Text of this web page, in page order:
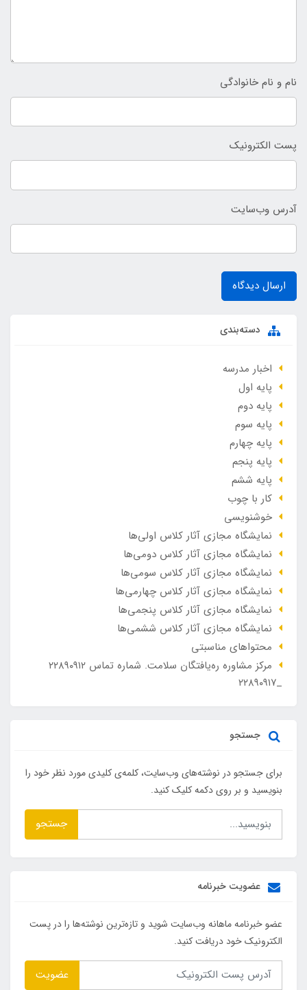
نام و نام خانوادگی
پست الکترونیک
آدرس وب‌سایت
ارسال دیدگاه
دسته‌بندی
اخبار مدرسه
پایه اول
پایه دوم
پایه سوم
پایه چهارم
پایه پنجم
پایه ششم
کار با چوب
خوشنویسی
نمایشگاه مجازی آثار کلاس اولی‌ها
نمایشگاه مجازی آثار کلاس دومی‌ها
نمایشگاه مجازی آثار کلاس سومی‌ها
نمایشگاه مجازی آثار کلاس چهارمی‌ها
نمایشگاه مجازی آثار کلاس پنجمی‌ها
نمایشگاه مجازی آثار کلاس ششمی‌ها
محتواهای مناسبتی
مرکز مشاوره ره‌یافتگان سلامت. شماره تماس ۲۲۸۹۰۹۱۲
_۲۲۸۹۰۹۱۷
جستجو
برای جستجو در نوشته‌های وب‌سایت، کلمه‌ی کلیدی مورد نظر خود را
بنویسید و بر روی دکمه کلیک کنید.
جستجو
عضویت خبرنامه
عضو خبرنامه ماهانه وب‌سایت شوید و تازه‌ترین نوشته‌ها را در پست
الکترونیک خود دریافت کنید.
عضویت